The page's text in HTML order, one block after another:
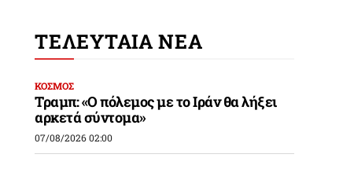
ΤΕΛΕΥΤΑΙΑ ΝΕΑ
ΚΟΣΜΟΣ
Τραμπ: «Ο πόλεμος με το Ιράν θα λήξει
αρκετά σύντομα»
07/08/2026 02:00